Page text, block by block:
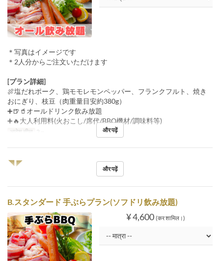
＊写真はイメージです
＊2人分からご注文いただけます
[プラン詳細]
🍖塩だれポーク、鶏モモレモンペッパー、フランクフルト、焼き
おにぎり、枝豆（肉重量目安約380g）
➕🍺🥤オールドリンク飲み放題
➕🔥大人利用料(火おこし/席代/BBQ機材/調味料等)
आदेश सीमा 2 ~ और पढ़ें
◥◤
और पढ़ें
B.スタンダード 手ぶらプラン(ソフドリ飲み放題)
¥ 4,600 (कर शामिल।)